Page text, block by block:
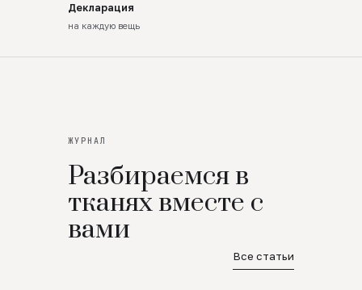
Декларация
на каждую вещь
ЖУРНАЛ
Разбираемся в
тканях вместе с
вами
Все статьи